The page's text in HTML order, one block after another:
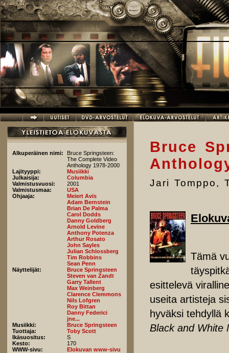
Hyppää pääsisältöön
Alkuperäinen nimi:
Bruce Springsteen:
The Complete Video
Anthology 1978-2000
Lajityyppi:
Musiikki
Julkaisija:
Columbia
Valmistusvuosi:
2001
Valmistusmaa:
USA
Ohjaaja:
Meiert Avis
Adam Bernstein
Brian De Palma
Carol Dodds
Danny Goldberg
Arnold Levine
Anthony Potenza
Arthur Rosato
John Sayles
Julian Schlossberg
Tim Robbins
Sean Penn
Näyttelijät:
Bruce Springsteen
Steven van Zandt
Garry Tallent
Max Weinberg
Clarence Clemmons
Nils Lofgren
Roy Bittan
Danny Federici
jne...
Musiikki:
Bruce Springsteen
Tuottaja:
Toby Scott
Ikäsuositus:
S
Kesto:
170
WWW-sivu:
Elokuvan www-sivu
Bruce
Jari Tomppo,
Tämä
esittelevä
useita artisteja
hyväksi tehdyllä
Black and White